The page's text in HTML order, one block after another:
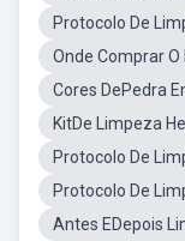
Protocolo De
Onde Comprar O
Cores DePedra
KitDe Limpeza
Protocolo De
Protocolo De
Antes EDepois